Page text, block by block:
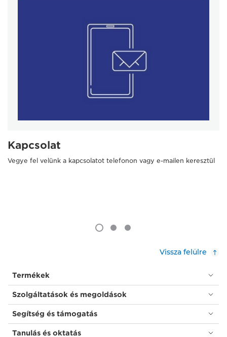
Kapcsolat
Vegye fel velünk a kapcsolatot telefonon vagy e-mailen keresztül
Vissza felülre
Termékek
Szolgáltatások és megoldások
Segítség és támogatás
Tanulás és oktatás